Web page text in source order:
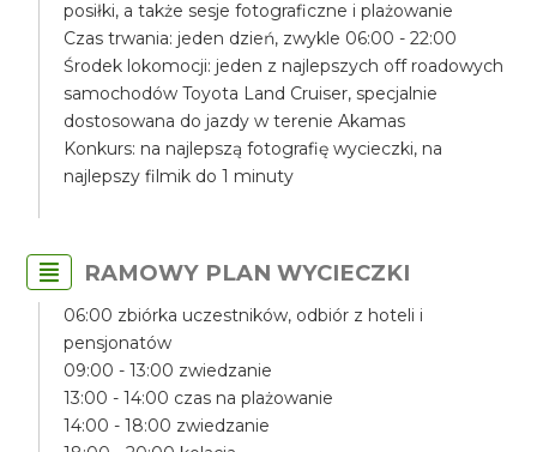
posiłki, a także sesje fotograficzne i plażowanie
Czas trwania: jeden dzień, zwykle 06:00 - 22:00
Środek lokomocji: jeden z najlepszych off roadowych
samochodów Toyota Land Cruiser, specjalnie
dostosowana do jazdy w terenie Akamas
Konkurs: na najlepszą fotografię wycieczki, na
najlepszy filmik do 1 minuty
RAMOWY PLAN WYCIECZKI
06:00 zbiórka uczestników, odbiór z hoteli i
pensjonatów
09:00 - 13:00 zwiedzanie
13:00 - 14:00 czas na plażowanie
14:00 - 18:00 zwiedzanie